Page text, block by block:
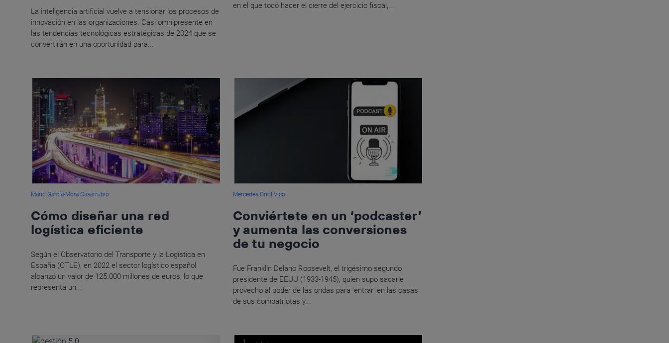
La inteligencia artificial vuelve a tensionar los procesos de
innovación en las organizaciones. Casi omnipresente en
las tendencias tecnológicas estratégicas de 2024 que se
convertirán en una oportunidad para...
en el que tocó hacer el cierre del ejercicio fiscal,...
Mario García-Mora Casarrubio
Cómo diseñar una red
logística eficiente
Según el Observatorio del Transporte y la Logística en
España (OTLE), en 2022 el sector logístico español
alcanzó un valor de 125.000 millones de euros, lo que
representa un...
Mercedes Oriol Vico
Conviértete en un ‘podcaster’
y aumenta las conversiones
de tu negocio
Fue Franklin Delano Roosevelt, el trigésimo segundo
presidente de EEUU (1933-1945), quien supo sacarle
provecho al poder de las ondas para ‘entrar’ en las casas
de sus compatriotas y...